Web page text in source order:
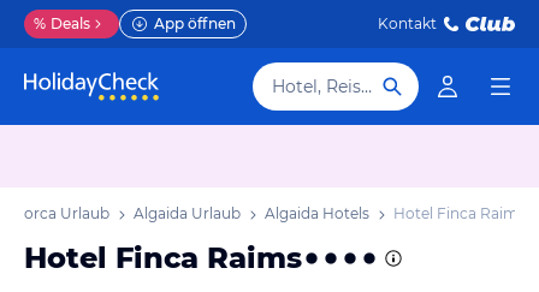
% Deals App öffnen Kontakt
Hotel, Reiseziel
Urlaub Algaida Urlaub Algaida Hotels Hotel Finca Raims
Hotel Finca Raims